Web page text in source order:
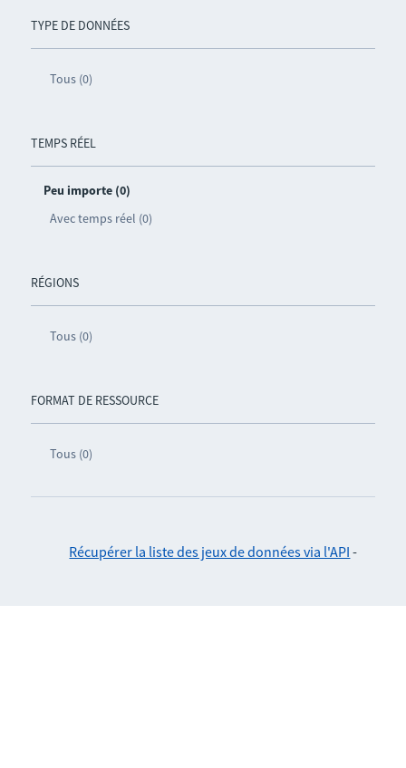
TYPE DE DONNÉES
Tous (0)
TEMPS RÉEL
Peu importe (0)
Avec temps réel (0)
RÉGIONS
Tous (0)
FORMAT DE RESSOURCE
Tous (0)
Récupérer la liste des jeux de données via l'API -